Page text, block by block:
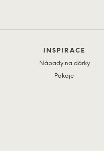
INSPIRACE
Nápady na dárky
Pokoje